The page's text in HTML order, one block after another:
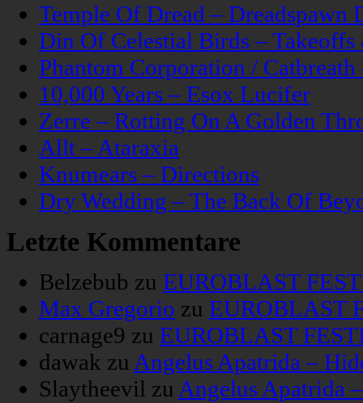
Temple Of Dread – Dreadspawn
Din Of Celestial Birds –
Phantom Corporation /
10,000 Years – Esox Lucifer
Zerre – Rotting On A Golden
Allt – Ataraxia
Knumears – Directions
Dry Wedding – The Back Of
Letzte Kommentare
Belzebub zu EUROBLAST
Max Gregorio zu EUROBLAST
carnage9 zu EUROBLAST
dawak zu Angelus Apatrida –
Slaytheevil zu Angelus Apatrida